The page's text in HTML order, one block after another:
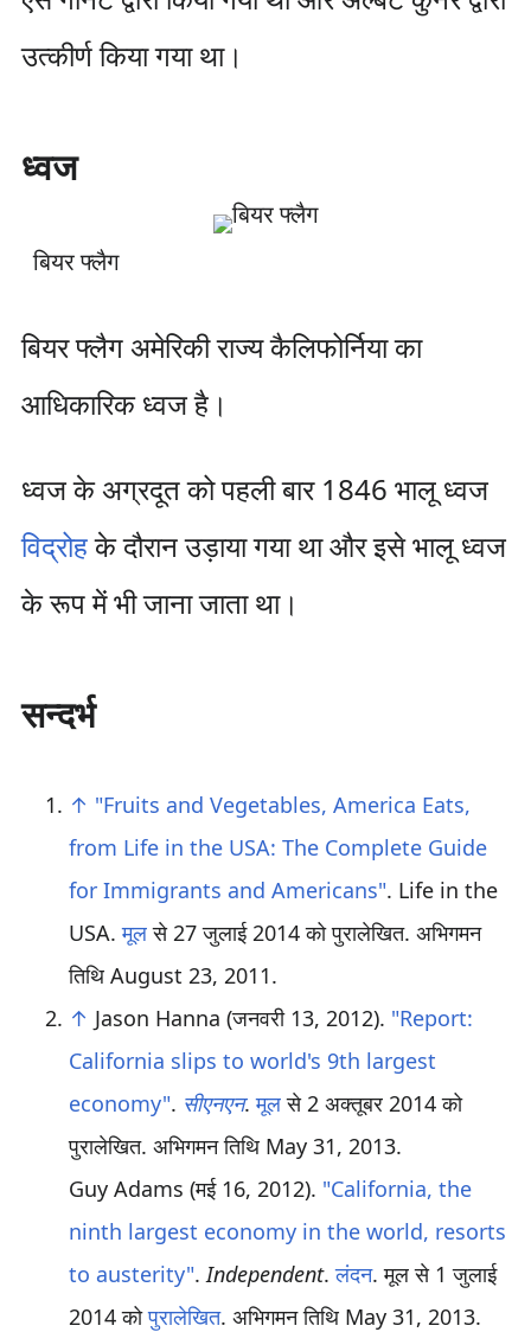
उत्कीर्ण किया गया था।
ध्वज
बियर फ्लैग
बियर फ्लैग अमेरिकी राज्य कैलिफोर्निया का
आधिकारिक ध्वज है।
ध्वज के अग्रदूत को पहली बार 1846 भालू ध्वज
विद्रोहके दौरान उड़ाया गया था और इसे भालू ध्वज
के रूप में भी जाना जाता था।
सन्दर्भ
↑ "Fruits and Vegetables, America Eats,
from Life in the USA: The Complete Guide
for Immigrants and Americans". Life in the
USA.मूलसे 27 जुलाई 2014 को पुरालेखित. अभिगमन
तिथि August 23, 2011.
↑ Jason Hanna (जनवरी 13, 2012). "Report:
California slips to world's 9th largest
economy". सीएनएन.मूलसे 2 अक्तूबर 2014 को
पुरालेखित. अभिगमन तिथि May 31, 2013.
Guy Adams (मई 16, 2012). "California, the
ninth largest economy in the world, resorts
to austerity".Independent.लंदन. मूल से 1 जुलाई
2014 कोपुरालेखित. अभिगमन तिथि May 31, 2013.